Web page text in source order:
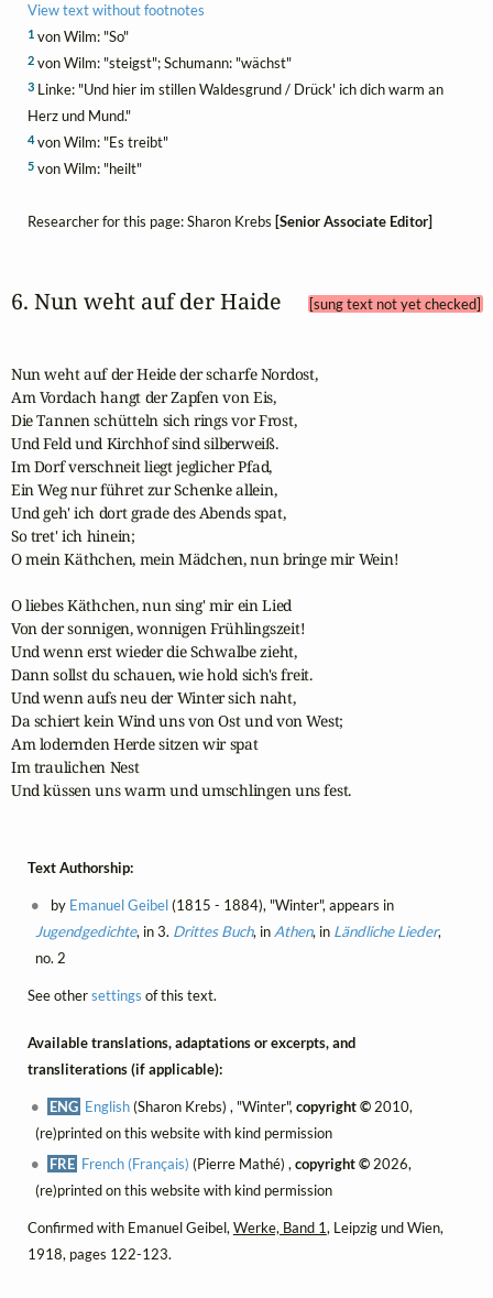
View text without footnotes
1von Wilm: "So"
2von Wilm: "steigst"; Schumann: "wächst"
3Linke: "Und hier im stillen Waldesgrund / Drück' ich dich warm an
Herz und Mund."
4von Wilm: "Es treibt"
5von Wilm: "heilt"
Researcher for this page: Sharon Krebs [Senior Associate Editor]
6. Nun weht auf der Haide [sung text not yet checked]
Nun weht auf der Heide der scharfe Nordost,
Am Vordach hangt der Zapfen von Eis,
Die Tannen schütteln sich rings vor Frost,
Und Feld und Kirchhof sind silberweiß.
Im Dorf verschneit liegt jeglicher Pfad,
Ein Weg nur führet zur Schenke allein,
Und geh' ich dort grade des Abends spat,
So tret' ich hinein;
O mein Käthchen, mein Mädchen, nun bringe mir Wein!
O liebes Käthchen, nun sing' mir ein Lied
Von der sonnigen, wonnigen Frühlingszeit!
Und wenn erst wieder die Schwalbe zieht,
Dann sollst du schauen, wie hold sich's freit.
Und wenn aufs neu der Winter sich naht,
Da schiert kein Wind uns von Ost und von West;
Am lodernden Herde sitzen wir spat
Im traulichen Nest
Und küssen uns warm und umschlingen uns fest.
Text Authorship:
by Emanuel Geibel(1815 - 1884), "Winter", appears in
Jugendgedichte, in 3. Drittes Buch, inAthen, in Ländliche Lieder,
no. 2
See othersettings of this text.
Available translations, adaptations or excerpts, and
transliterations (if applicable):
ENG English(Sharon Krebs) , "Winter",copyright © 2010,
(re)printed on this website with kind permission
FRE French (Français) (Pierre Mathé) ,copyright © 2026,
(re)printed on this website with kind permission
Confirmed with Emanuel Geibel, Werke, Band 1, Leipzig und Wien,
1918, pages 122-123.